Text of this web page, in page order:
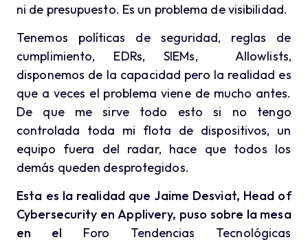
ni de presupuesto. Es un problema de visibilidad.
Tenemos políticas de seguridad, reglas de
cumplimiento, EDRs, SIEMs, Allowlists,
disponemos de la capacidad pero la realidad es
que a veces el problema viene de mucho antes.
De que me sirve todo esto si no tengo
controlada toda mi flota de dispositivos, un
equipo fuera del radar, hace que todos los
demás queden desprotegidos.
Esta es la realidad que Jaime Desviat, Head of
Cybersecurity en Applivery, puso sobre la mesa
en el Foro Tendencias Tecnológicas